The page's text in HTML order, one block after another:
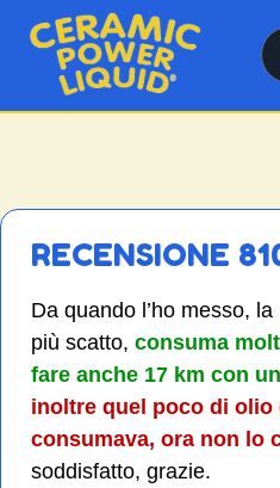
RECENSIONE
Da quando l’ho messo,
più scatto, consuma
fare anche 17 km con
inoltre quel poco di olio
consumava, ora non lo
soddisfatto, grazie.